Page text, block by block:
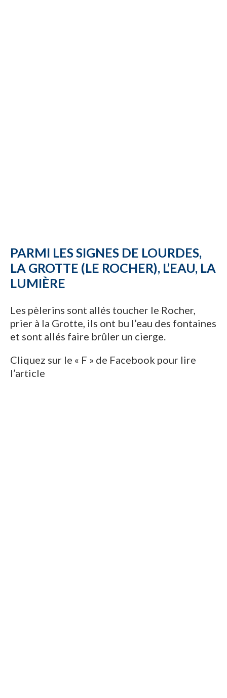
PARMI LES SIGNES DE LOURDES,
LA GROTTE (LE ROCHER), L’EAU, LA
LUMIÈRE
Les pèlerins sont allés toucher le Rocher,
prier à la Grotte, ils ont bu l’eau des fontaines
et sont allés faire brûler un cierge.
Cliquez sur le « F » de Facebook pour lire
l’article